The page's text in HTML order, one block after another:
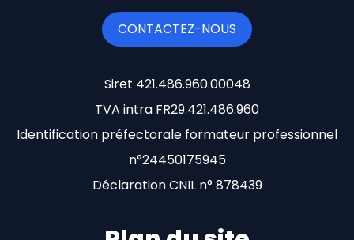
CONTACTEZ-NOUS
Siret 421.486.960.00048
TVA intra FR29.421.486.960
Identification préfectorale formateur professionnel
n°24450175945
Déclaration CNIL n° 878439